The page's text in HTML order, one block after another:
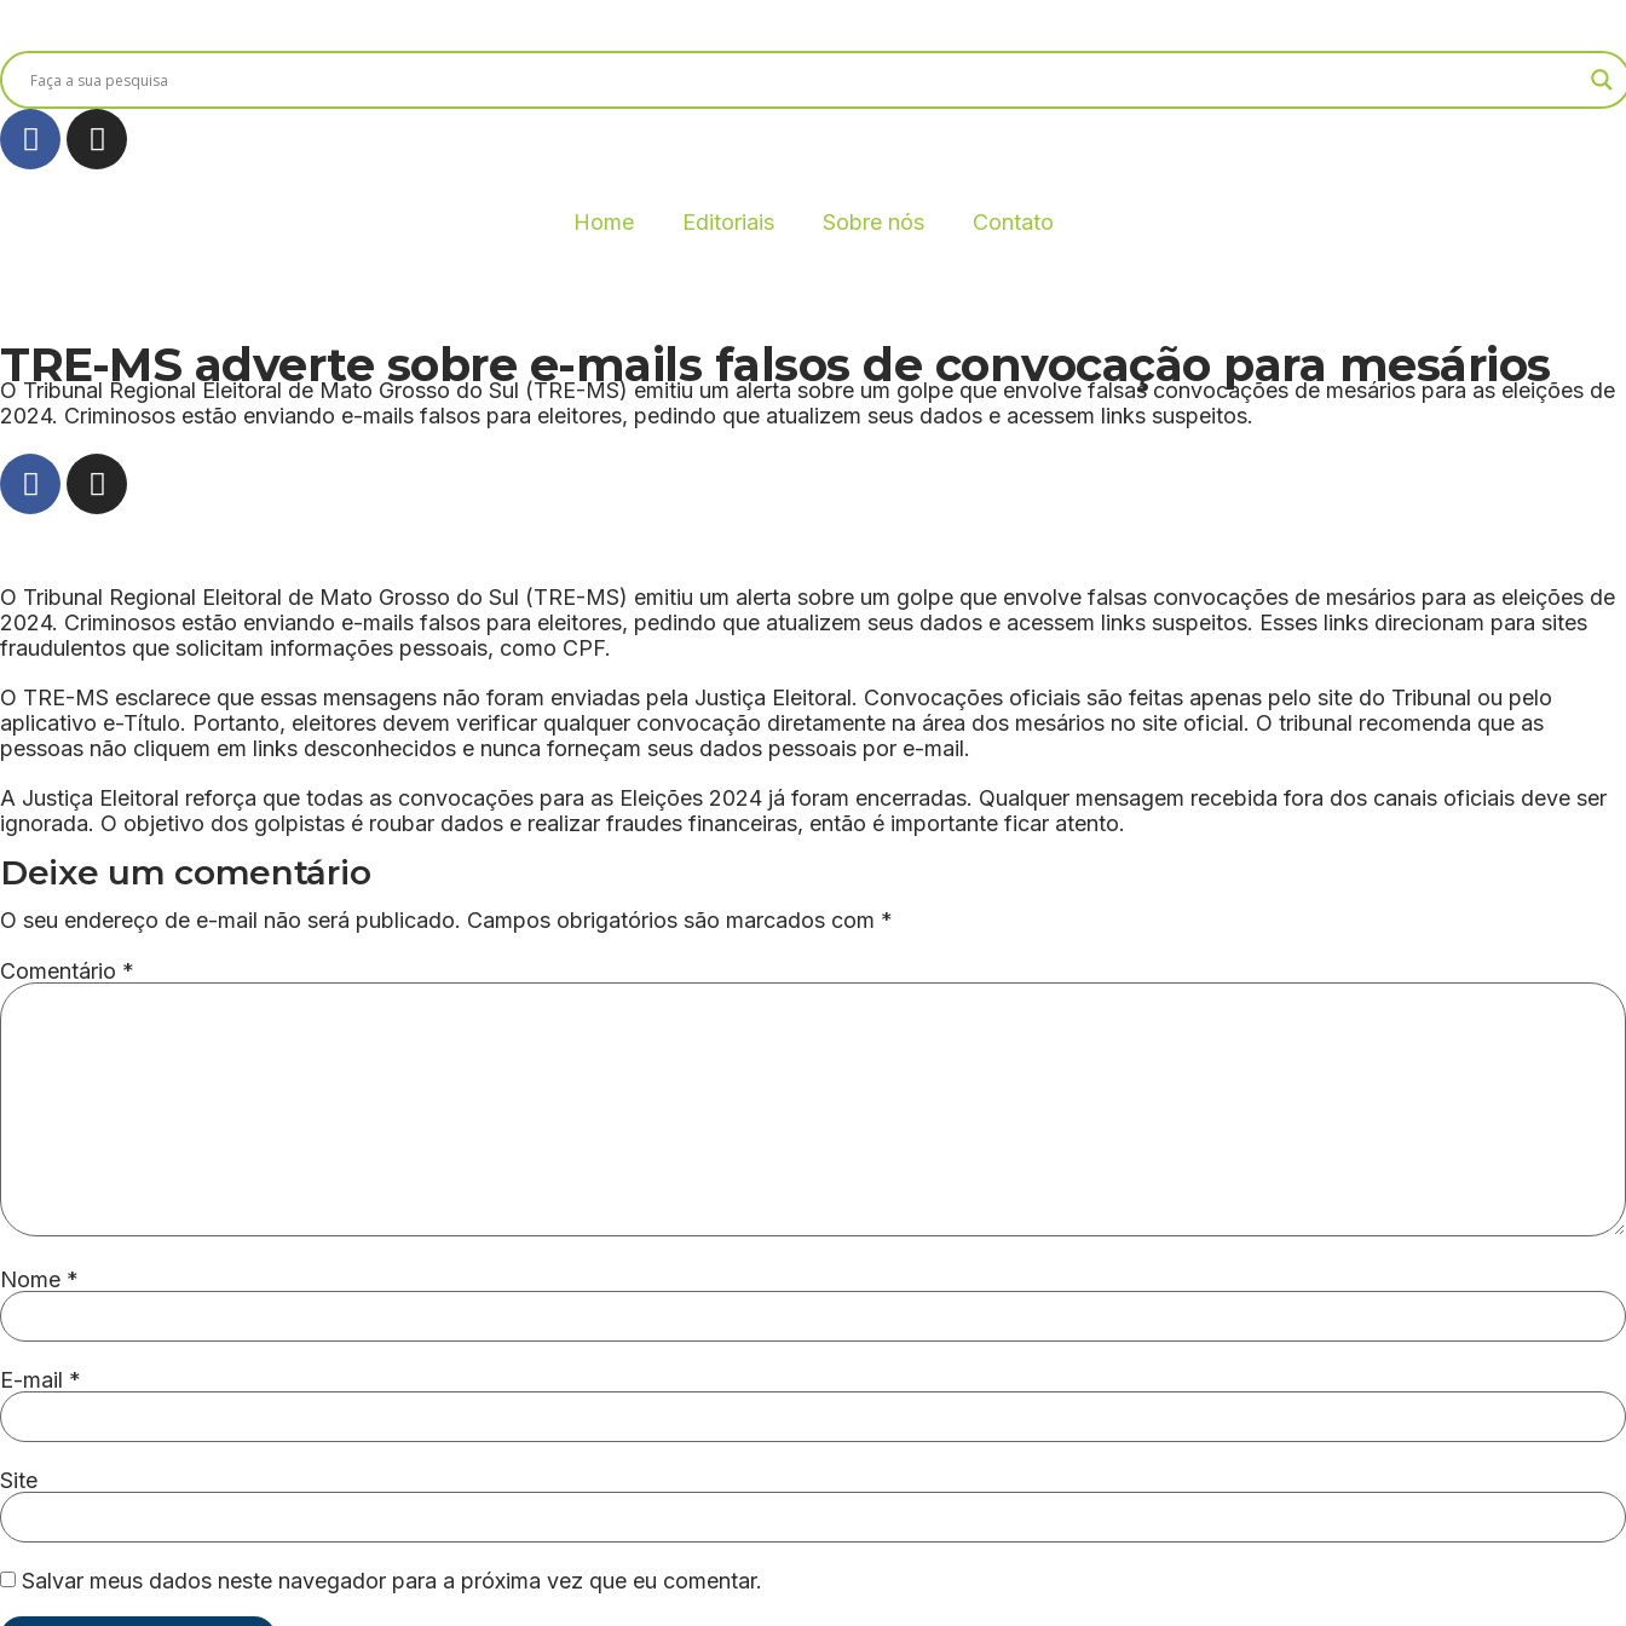
Home Editoriais Sobre nós Contato
TRE-MS adverte sobre e-mails falsos de convocação para mesários
O Tribunal Regional Eleitoral de Mato Grosso do Sul (TRE-MS) emitiu um alerta sobre um golpe que envolve falsas convocações de mesários para as eleições de
2024. Criminosos estão enviando e-mails falsos para eleitores, pedindo que atualizem seus dados e acessem links suspeitos.
O Tribunal Regional Eleitoral de Mato Grosso do Sul (TRE-MS) emitiu um alerta sobre um golpe que envolve falsas convocações de mesários para as eleições de
2024. Criminosos estão enviando e-mails falsos para eleitores, pedindo que atualizem seus dados e acessem links suspeitos. Esses links direcionam para sites
fraudulentos que solicitam informações pessoais, como CPF.
O TRE-MS esclarece que essas mensagens não foram enviadas pela Justiça Eleitoral. Convocações oficiais são feitas apenas pelo site do Tribunal ou pelo
aplicativo e-Título. Portanto, eleitores devem verificar qualquer convocação diretamente na área dos mesários no site oficial. O tribunal recomenda que as
pessoas não cliquem em links desconhecidos e nunca forneçam seus dados pessoais por e-mail.
A Justiça Eleitoral reforça que todas as convocações para as Eleições 2024 já foram encerradas. Qualquer mensagem recebida fora dos canais oficiais deve ser
ignorada. O objetivo dos golpistas é roubar dados e realizar fraudes financeiras, então é importante ficar atento.
Deixe um comentário
O seu endereço de e-mail não será publicado. Campos obrigatórios são marcados com *
Comentário *
Nome *
E-mail *
Site
Salvar meus dados neste navegador para a próxima vez que eu comentar.